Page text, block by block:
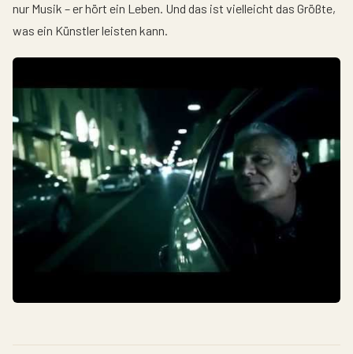
nur Musik – er hört ein Leben. Und das ist vielleicht das Größte,
was ein Künstler leisten kann.